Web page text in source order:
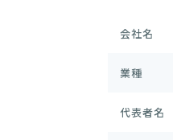
会社名
業種
代表者名